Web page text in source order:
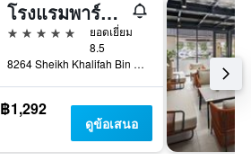
โรงแรมพาร์ค รีจิส คริส คิน ดูไบ
5 ดาว
ยอดเยี่ยม
8.5
8264 Sheikh Khalifah Bin Zayed ST. Opp Burjuman Centre Dubai City, ดูไบ, สหรัฐอาหรับเอมิเรตส์
฿1,292
ดูข้อเสนอ